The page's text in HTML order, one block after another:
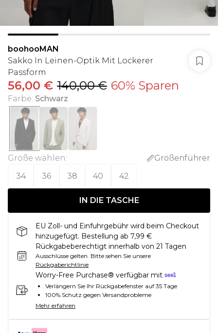
boohooMAN
Sakko In Leinen-Optik Mit Lockerer
Passform
56,00 € 140,00 € 60% Sparen
Farbe: Schwarz
Größe wählen:
Größenführer
34
36 38 40 42
IN DIE TASCHE
EU Zoll- und Einfuhrgebühr wird beim Checkout
hinzugefügt. Bestellung ab 7,99 €
Rückgabeberechtigt innerhalb von 21 Tagen
Ausschlüsse gelten. Bitte sehen Sie unsere
Rückgaberichtlinie
Worry-Free Purchase® verfügbar mit
Verlängern Sie Ihr Rückgabefenster auf 35 Tage
100% Schutz gegen Versandprobleme
Mehr erfahren